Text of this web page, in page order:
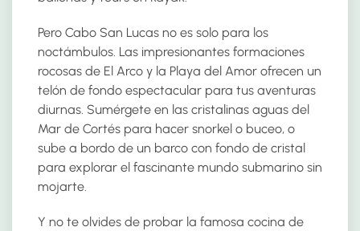
Pero Cabo San Lucas no es solo para los
noctámbulos. Las impresionantes formaciones
rocosas de El Arco y la Playa del Amor ofrecen un
telón de fondo espectacular para tus aventuras
diurnas. Sumérgete en las cristalinas aguas del
Mar de Cortés para hacer snorkel o buceo, o
sube a bordo de un barco con fondo de cristal
para explorar el fascinante mundo submarino sin
mojarte.
Y no te olvides de probar la famosa cocina de